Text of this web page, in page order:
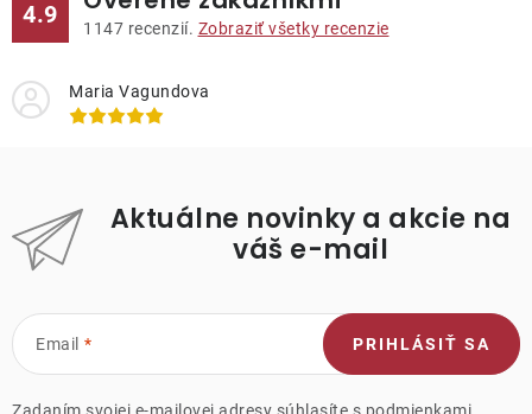
4.9 1147 recenzií. Zobraziť všetky recenzie
Maria Vagundova
Aktuálne novinky a akcie na
váš e-mail
Email
Zadaním svojej e-mailovej adresy súhlasíte s podmienkami
PRIHLÁSIŤ SA